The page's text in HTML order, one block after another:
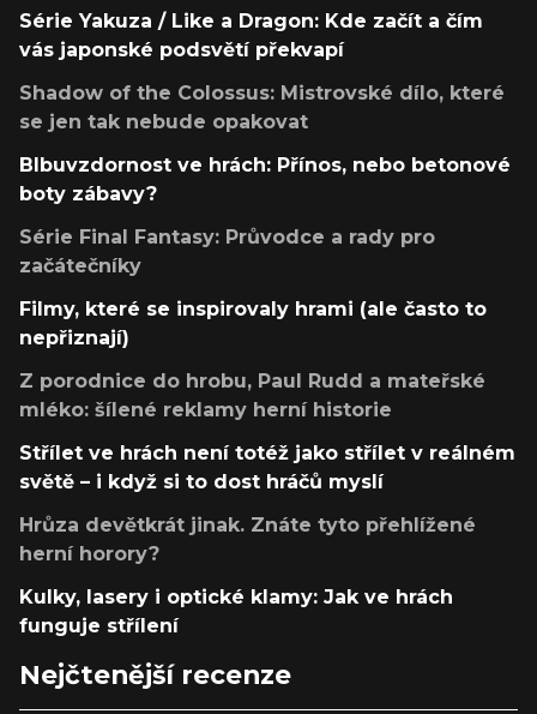
Série Yakuza / Like a Dragon: Kde začít a čím
vás japonské podsvětí překvapí
Shadow of the Colossus: Mistrovské dílo, které
se jen tak nebude opakovat
Blbuvzdornost ve hrách: Přínos, nebo betonové
boty zábavy?
Série Final Fantasy: Průvodce a rady pro
začátečníky
Filmy, které se inspirovaly hrami (ale často to
nepřiznají)
Z porodnice do hrobu, Paul Rudd a mateřské
mléko: šílené reklamy herní historie
Střílet ve hrách není totéž jako střílet v reálném
světě – i když si to dost hráčů myslí
Hrůza devětkrát jinak. Znáte tyto přehlížené
herní horory?
Kulky, lasery i optické klamy: Jak ve hrách
funguje střílení
Nejčtenější recenze